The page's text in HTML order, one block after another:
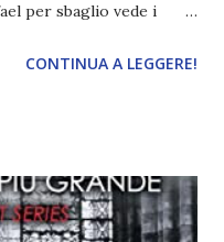
per sbaglio vede i
come combattere i puri.
di cosa pensano,
una strage, piuttosto è lì
CONTINUA A LEGGERE!